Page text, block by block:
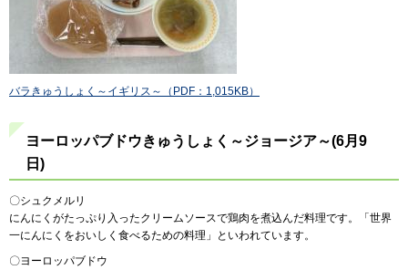
バラきゅうしょく～イギリス～（PDF：1,015KB）
ヨーロッパブドウきゅうしょく～ジョージア～(6月9
日)
〇シュクメルリ
にんにくがたっぷり入ったクリームソースで鶏肉を煮込んだ料理です。「世界
一にんにくをおいしく食べるための料理」といわれています。
〇ヨーロッパブドウ